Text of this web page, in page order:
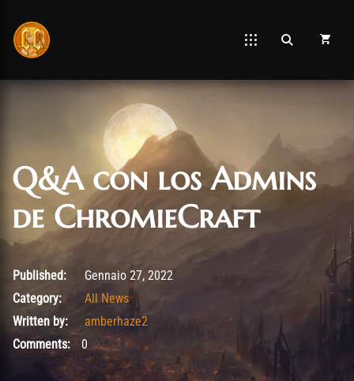
Q&A con los Admins
de ChromieCraft
Gennaio 27, 2022
Published:
Gennaio 27, 2022
Category:
All News
Written by:
amberhaze2
Comments:0